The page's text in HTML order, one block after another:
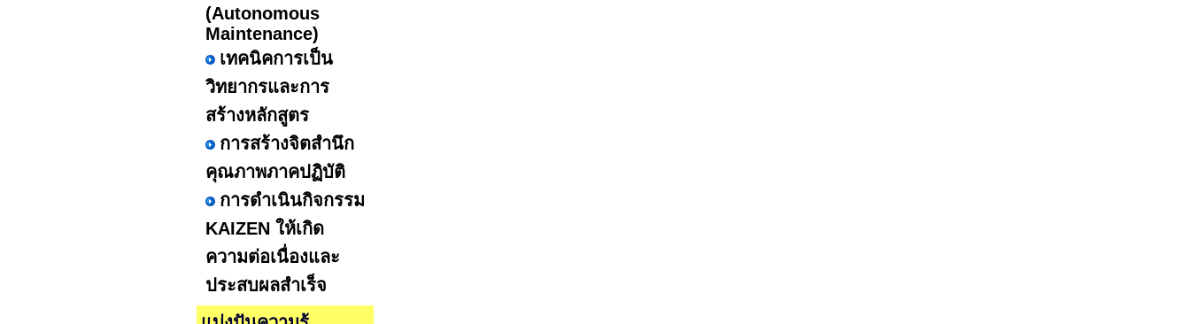
(Autonomous
Maintenance)
เทคนิคการเป็น
วิทยากรและการ
สร้างหลักสูตร
การสร้างจิตสำนึก
คุณภาพภาคปฏิบัติ
การดำเนินกิจกรรม
KAIZEN ให้เกิด
ความต่อเนื่องและ
ประสบผลสำเร็จ